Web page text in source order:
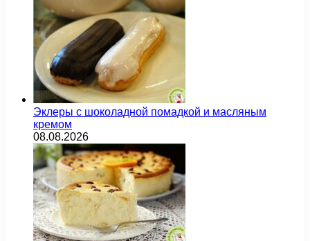
Эклеры с шоколадной помадкой и масляным
кремом
08.08.2026